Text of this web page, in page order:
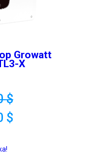
Growatt
X
$
$